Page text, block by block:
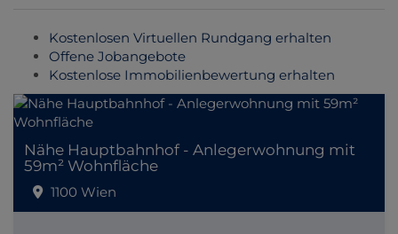
Kostenlosen Virtuellen Rundgang erhalten
Offene Jobangebote
Kostenlose Immobilienbewertung erhalten
Nähe Hauptbahnhof - Anlegerwohnung mit
59m² Wohnfläche
1100 Wien